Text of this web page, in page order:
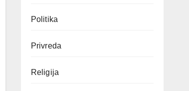
Politika
Privreda
Religija